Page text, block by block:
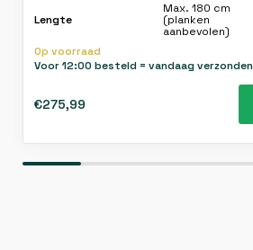
Lengte
Max. 180 cm
(planken
aanbevolen)
Op voorraad
Voor 12:00 besteld = vandaag verzonden
€275,99